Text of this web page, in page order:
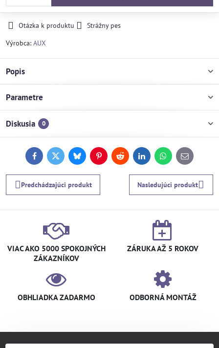
Otázka k produktu
Strážny pes
Výrobca: AUX
Popis
Parametre
Diskusia 0
FacebookTwitterBlueskyPinterestReddit LinkedInWhatsApp
E-
mail
Predchádzajúci produkt Nasledujúci produkt
VIAC AKO 5000 SPOKOJNÝCH
ZÁKAZNÍKOV
ZÁRUKA AŽ 5 ROKOV
OBHLIADKA ZADARMO ODBORNÁ MONTÁŽ